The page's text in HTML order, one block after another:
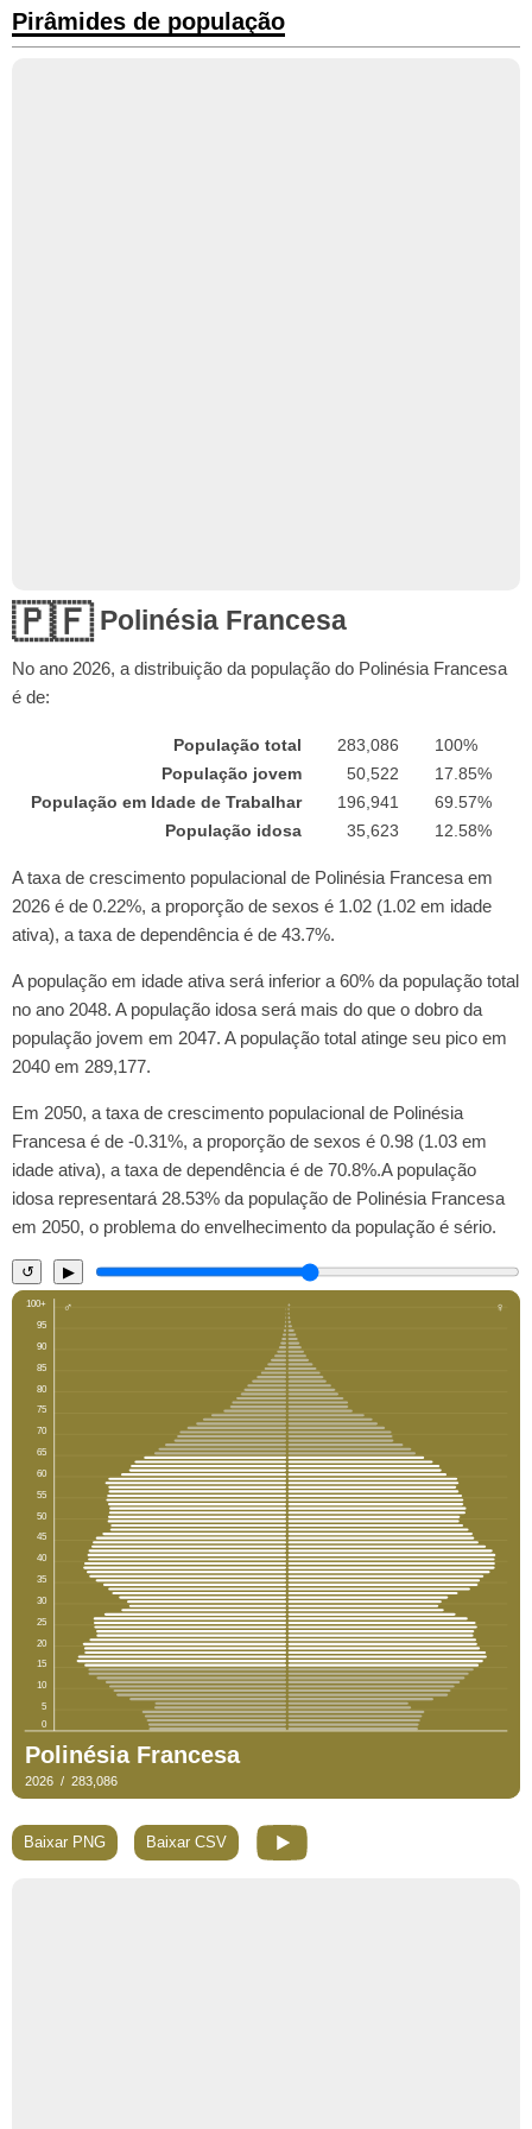
Pirâmides de população
🇵🇫Polinésia Francesa
No ano 2026, a distribuição da população do Polinésia Francesa
é de:
População total 283,086
100%
População jovem
50,522
17.85%
População em Idade de Trabalhar
196,941
69.57%
População idosa
35,623 12.58%
A taxa de crescimento populacional de Polinésia Francesa em
2026 é de 0.22%, a proporção de sexos é 1.02 (1.02 em idade
ativa), a taxa de dependência é de 43.7%.
A população em idade ativa será inferior a 60% da população total
no ano 2048. A população idosa será mais do que o dobro da
população jovem em 2047. A população total atinge seu pico em
2040 em 289,177.
Em 2050, a taxa de crescimento populacional de Polinésia
Francesa é de -0.31%, a proporção de sexos é 0.98 (1.03 em
idade ativa), a taxa de dependência é de 70.8%.A população
idosa representará 28.53% da população de Polinésia Francesa
em 2050, o problema do envelhecimento da população é sério.
↺ ▶
Baixar PNG Baixar CSV